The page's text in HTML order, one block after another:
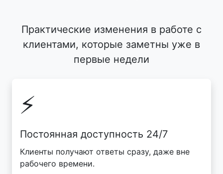
Практические изменения в работе с
клиентами, которые заметны уже в
первые недели
⚡
Постоянная доступность 24/7
Клиенты получают ответы сразу, даже вне
рабочего времени.